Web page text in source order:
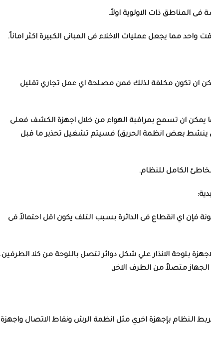
فى المناطق ذات الاولوية اولاً.
مما يجعل عمليات الاخلاء فى المبانى الكبيرة اكثر اماناً.
ان تكون مكلفة لذلك فمن مصلحة اي عمل تجاري تقليل
يمكن ان تسمح بمراقبة الهواء من خلال اجهزة الكشف فعلى
ان ينشط بعض انظمة الحريق) فسيتم تشغيل تحذير ما قبل
الكامل للنظام.
فإن اي انقطاع فى الدائرة بسبب التلف يكون اقل احتمالاً فى
بلوحة الانذار علي شكل دوائر تتصل باللوحة من كلا الطرفين.
متصلاً من الطرف الاخر.
تربط النظام بإجهزة اخري مثل انظمة الرش ونقاط الاتصال واجهزة